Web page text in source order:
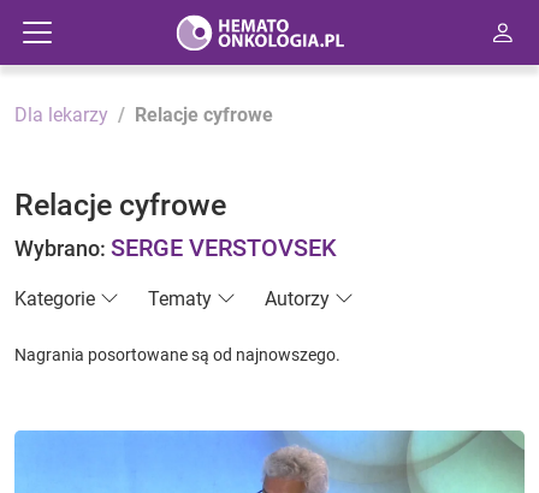
Dla lekarzy Relacje cyfrowe
Relacje cyfrowe
Wybrano: SERGE VERSTOVSEK
Kategorie Tematy Autorzy
Nagrania posortowane są od najnowszego.